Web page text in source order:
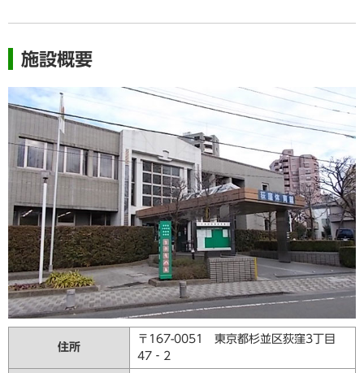
施設概要
住所
〒167-0051 東京都杉並区荻窪3丁目
47‐2